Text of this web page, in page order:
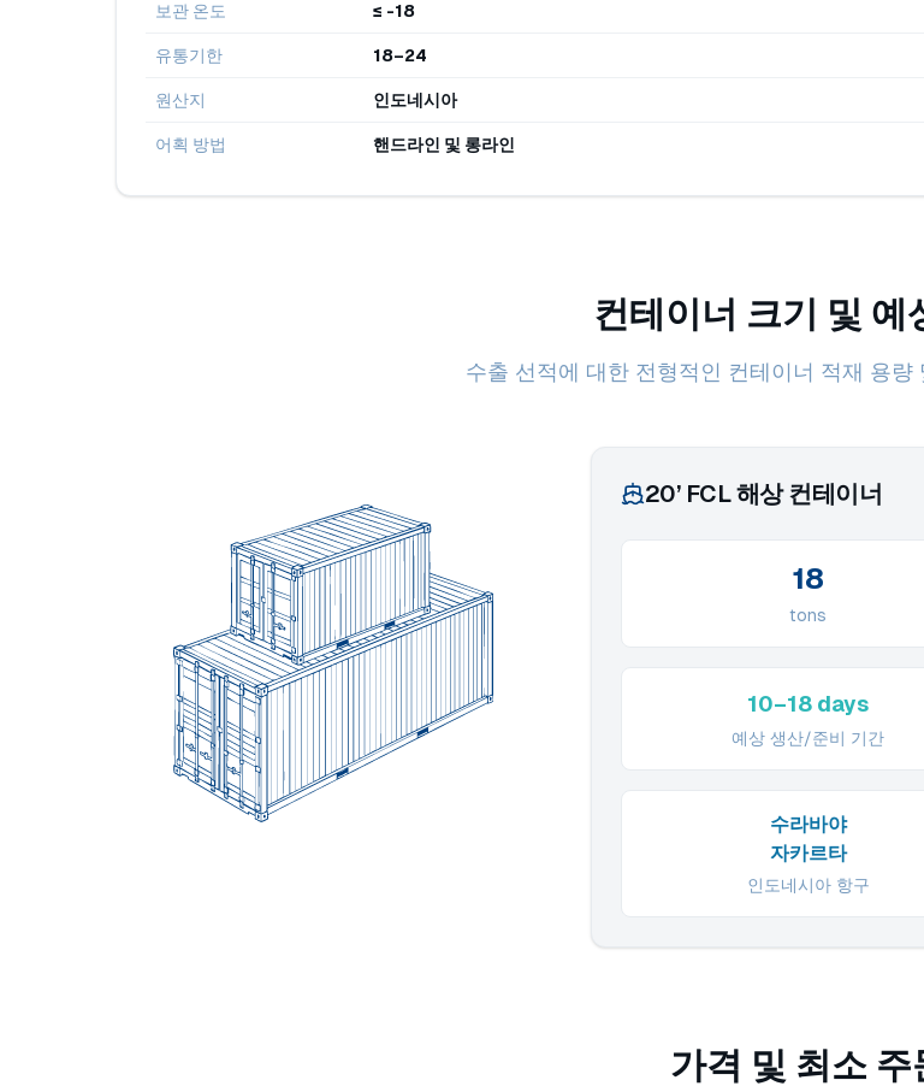
보관 온도 ≤ -18
유통기한 18–24
원산지 인도네시아
어획 방법 핸드라인 및 롱라인
컨테이너 크기 및 예
수출 선적에 대한 전형적인 컨테이너 적재 용량
20’ FCL 해상 컨테이너
18
tons
10–18 days
예상 생산/준비 기간
수라바야
자카르타
인도네시아 항구
가격 및 최소 주